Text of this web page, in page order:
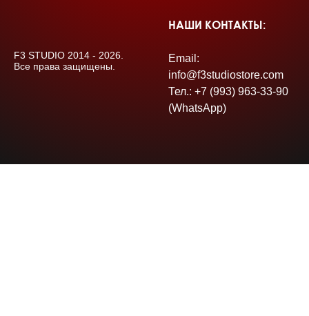
F3 STUDIO 2014 - 2026.
Все права защищены.
НАШИ КОНТАКТЫ:
Email:
info@f3studiostore.com
Тел.: +7 (993) 963-33-90
(WhatsApp)